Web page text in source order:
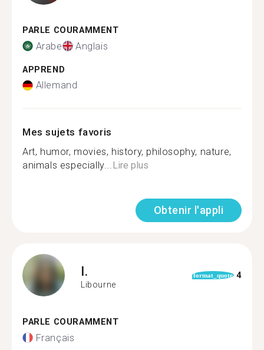
PARLE COURAMMENT
Arabe Anglais
APPREND
Allemand
Mes sujets favoris
Art, humor, movies, history, philosophy, nature,
animals especially...Lire plus
Obtenir l'appli
I.
Libourne
format_quote 4
PARLE COURAMMENT
Français